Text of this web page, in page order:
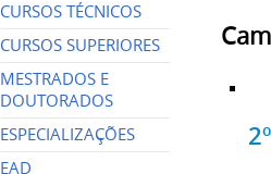
CURSOS TÉCNICOS
CURSOS SUPERIORES
MESTRADOS E
DOUTORADOS
ESPECIALIZAÇÕES
EAD